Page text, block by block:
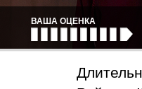
ВАША ОЦЕНКА